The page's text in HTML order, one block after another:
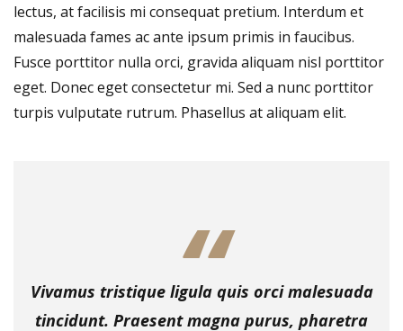
lectus, at facilisis mi consequat pretium. Interdum et
malesuada fames ac ante ipsum primis in faucibus.
Fusce porttitor nulla orci, gravida aliquam nisl porttitor
eget. Donec eget consectetur mi. Sed a nunc porttitor
turpis vulputate rutrum. Phasellus at aliquam elit.
Vivamus tristique ligula quis orci malesuada
tincidunt. Praesent magna purus, pharetra